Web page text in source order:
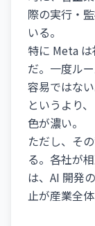
際の実行・
いる。
特に Meta
だ。一度ル
容易ではな
というより
色が濃い。
ただし、そ
る。各社が
は、AI 開発
止が産業全